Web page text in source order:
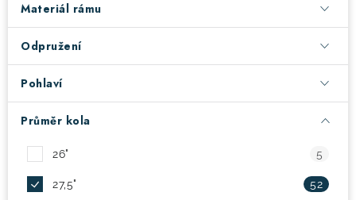
Testovací centrum
Materiál rámu
Odpružení
Pohlaví
Průměr kola
26" 5
27,5" 52